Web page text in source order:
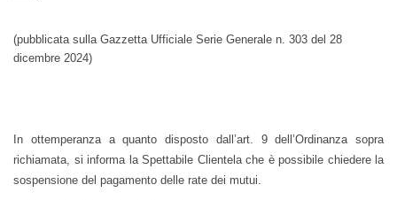
(pubblicata sulla Gazzetta Ufficiale Serie Generale n. 303 del 28
dicembre 2024)
In ottemperanza a quanto disposto dall’art. 9 dell’Ordinanza sopra
richiamata, si informa la Spettabile Clientela che è possibile chiedere la
sospensione del pagamento delle rate dei mutui.